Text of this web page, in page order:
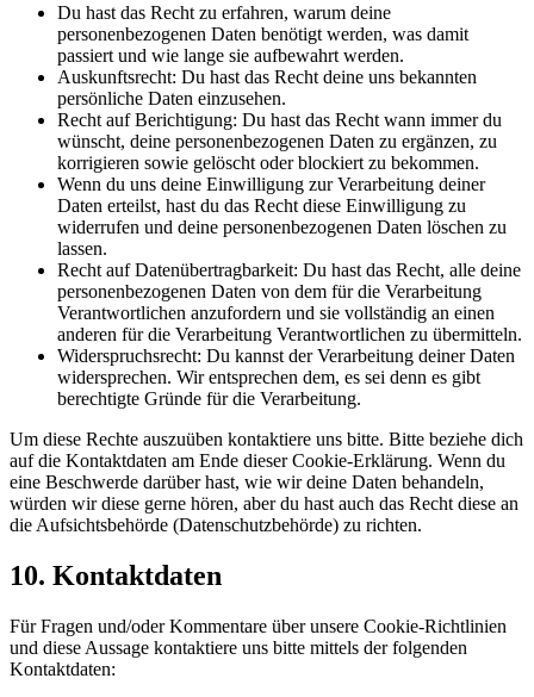
Du hast das Recht zu erfahren, warum deine
personenbezogenen Daten benötigt werden, was damit
passiert und wie lange sie aufbewahrt werden.
Auskunftsrecht: Du hast das Recht deine uns bekannten
persönliche Daten einzusehen.
Recht auf Berichtigung: Du hast das Recht wann immer du
wünscht, deine personenbezogenen Daten zu ergänzen, zu
korrigieren sowie gelöscht oder blockiert zu bekommen.
Wenn du uns deine Einwilligung zur Verarbeitung deiner
Daten erteilst, hast du das Recht diese Einwilligung zu
widerrufen und deine personenbezogenen Daten löschen zu
lassen.
Recht auf Datenübertragbarkeit: Du hast das Recht, alle deine
personenbezogenen Daten von dem für die Verarbeitung
Verantwortlichen anzufordern und sie vollständig an einen
anderen für die Verarbeitung Verantwortlichen zu übermitteln.
Widerspruchsrecht: Du kannst der Verarbeitung deiner Daten
widersprechen. Wir entsprechen dem, es sei denn es gibt
berechtigte Gründe für die Verarbeitung.
Um diese Rechte auszuüben kontaktiere uns bitte. Bitte beziehe dich
auf die Kontaktdaten am Ende dieser Cookie-Erklärung. Wenn du
eine Beschwerde darüber hast, wie wir deine Daten behandeln,
würden wir diese gerne hören, aber du hast auch das Recht diese an
die Aufsichtsbehörde (Datenschutzbehörde) zu richten.
10. Kontaktdaten
Für Fragen und/oder Kommentare über unsere Cookie-Richtlinien
und diese Aussage kontaktiere uns bitte mittels der folgenden
Kontaktdaten: